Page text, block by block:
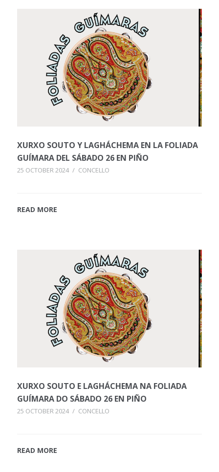
XURXO SOUTO Y LAGHÁCHEMA EN LA FOLIADA
GUÍMARA DEL SÁBADO 26 EN PIÑO
25 OCTOBER 2024 / CONCELLO
READ MORE
XURXO SOUTO E LAGHÁCHEMA NA FOLIADA
GUÍMARA DO SÁBADO 26 EN PIÑO
25 OCTOBER 2024 / CONCELLO
READ MORE